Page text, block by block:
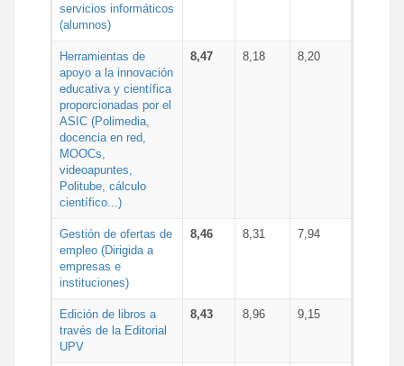
servicios informáticos
(alumnos)
Herramientas de
apoyo a la innovación
educativa y científica
proporcionadas por el
ASIC (Polimedia,
docencia en red,
MOOCs,
videoapuntes,
Politube, cálculo
científico...)
8,47 8,18 8,20
Gestión de ofertas de
empleo (Dirigida a
empresas e
instituciones)
8,46 8,31 7,94
Edición de libros a
través de la Editorial
UPV
8,43 8,96 9,15